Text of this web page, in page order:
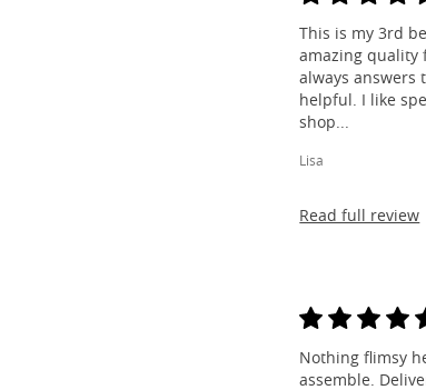
This is my 3rd
amazing quality
always answers
helpful. I like
shop...
Lisa
Read full review
Nothing flimsy
assemble.